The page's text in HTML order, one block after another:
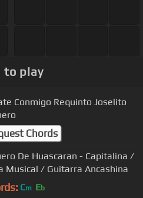
to play
Conmigo Requinto Joselito
Chords
De Huascaran - Capitalina /
Musical / Guitarra Ancashina
Cm Eb